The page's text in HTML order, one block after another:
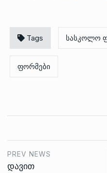
Tags სასკოლო
ფორმები
PREV NEWS
დავით